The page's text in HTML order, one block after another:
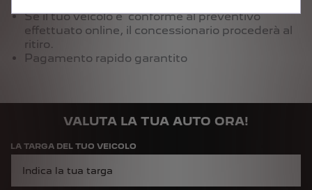
Se il tuo veicolo è conforme al preventivo
effettuato online, il concessionario procederà al
ritiro.
Pagamento rapido garantito
VALUTA LA TUA AUTO ORA!
LA TARGA DEL TUO VEICOLO